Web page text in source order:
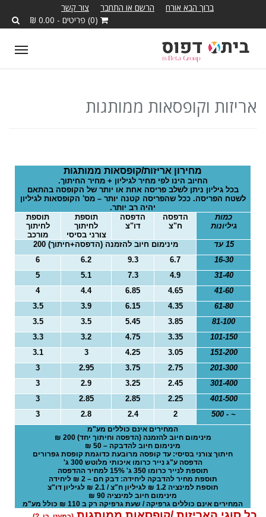
ברוך הבא אורח הרשם או התחבר
צור קשר
(0) פריטים - 0.00 ₪
T
a
i
g
t
אריזות וקופסאות ממותגות
מחירון אריזות/קופסאות ממותגות
החיוב הינו לפי מחיר לגיליון + מחיר החיתוך.
בכל גיליון ניתן לשלב פריסה אחת או יותר של הקופסה בהתאם
לשטח הפריסה. ככל שהפריסה קטנה יותר – מס' הקופסאות לגיליון
יהיה רב יותר.
כמות
גיליונות
הדפסה
ח"צ
הדפסה
דו"צ
תוספת
לחיתוך
צורני בסיסי
תוספת
לחיתוך
מורכב
15 עד
מינימום חיוב להזמנה (הדפסה+חיתוך) 200
16-30
6.7
9.3
6.2
6
31-40
4.9
7.3
5.1
5
41-60
4.65
6.85
4.4
4
61-80
4.35
6.15
3.9
3.5
81-100
3.85
5.45
3.5
3.5
101-150
3.35
4.75
3.2
3.3
151-200
3.05
4.25
3
3.1
201-300
2.75
3.75
2.95
3
301-400
2.45
3.25
2.9
3
401-500
2.25
2.85
2.85
3
~ - 500
2
2.4
2.8
3
המחירים אינם כוללים מע"מ
מינימום חיוב להזמנה (הדפסה וחיתוך יחד) 200 ₪
מינימום חיוב להדבקה – 50 ₪
חיתוך צורני בסיסי: עד קופסה מרובעת כדוגמת קופסת גפרורים
הדפסה ע"ג נייר כרומו איכותי מלוטש 300 ג'
תוספת לנייר כרומו 350 ג' 15% למחיר ההדפסה
תוספת מחיר להדבקה ליחידה: דבק חם – 2 ₪ ליחידה
תוספת למינציה 1.2 ₪ לגיליון ח"צ / 2.1 ₪ לגיליון דו"צ
מינימום חיוב למינציה 90 ₪
המחירים אינם כוללים גרפיקה / שעת גרפיקה רק ב 110 ₪ כולל מע"מ